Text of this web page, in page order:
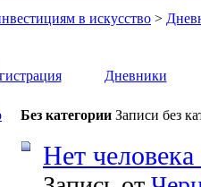
в искусство >
Дневники
Без категории Записи без
Нет